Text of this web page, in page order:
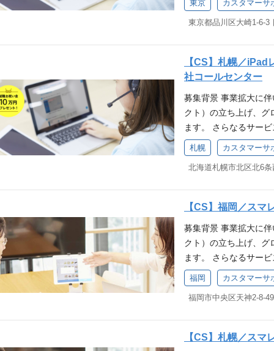
か」「家族に恥じな
ーター業務の範疇を越
せするため、ビジネ
像 当社ミッション「
熱意を持って挑戦し
く、要求定義：相手
┗家族に誇れる仕事
か」「家族に恥じな
識 得られる経験 カス
直結する重要なポジ
に貢献することがで
ッション「お店を元
ー（行動指針）へ共
義：相手の発言の先
誇れる仕事を：迷った
恥じないか」を基準に
スマレジPOSやスマ
電話対応する仕事で
コンやiPadなどの端
ルセンター業務、ま
ことがある方 または
でのオペレーター経験
験 IT企業でソフトウ
わったご経験 小売店
ったご経験 小売店や
識 得られる経験 カス
直結する重要なポジ
に貢献することがで
ッション「お店を元
って挑戦し、自分の
義：相手の発言の先
誇れる仕事を：迷っ
恥じないか」を基準に
東京 カスタマーサ
東京都品川区大崎1-6-3
【CS】札幌／iPad
社コールセンター
募集背景 事業拡大に
クト）の立ち上げ、グ
ます。 さらなるサー
きませんか？ 株式会
スマレジPOSやスマ
電話対応する仕事で
コンやiPadなどの端
ルセンター業務、ま
ことがある方 または
でのオペレーター経験
験 IT企業でソフトウ
わったご経験 小売店
ったご経験 小売店や
識 得られる経験 カス
直結する重要なポジシ
に貢献することがで
札幌 カスタマーサ
【CS】福岡／スマ
募集背景 事業拡大に
クト）の立ち上げ、グ
ます。 さらなるサー
きませんか？ 株式会
「スマレジ・アプリマ
ター業務のほか、お
プロダクトマネージ
一気通貫でお客さま
福岡 カスタマーサ
【CS】札幌／スマ